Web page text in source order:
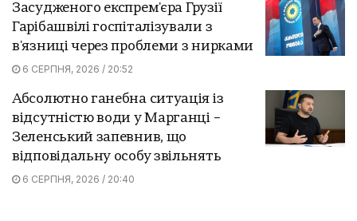
Засудженого експрем'єра Грузії
Гарібашвілі госпіталізували з
в'язниці через проблеми з нирками
6 СЕРПНЯ, 2026 / 20:52
Абсолютно ганебна ситуація із
відсутністю води у Марганці –
Зеленський запевнив, що
відповідальну особу звільнять
6 СЕРПНЯ, 2026 / 20:40